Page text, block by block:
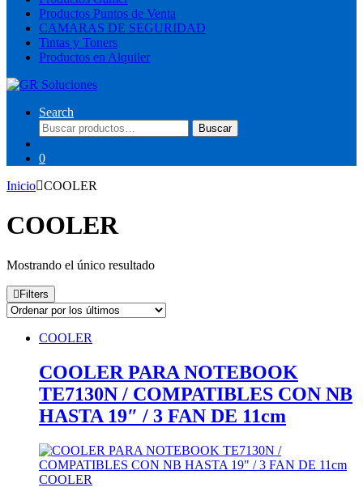
Productos Puntos de Venta
CAMARAS DE SEGURIDAD
Tintas y Toners
Productos en Alquiler
Search
Buscar
por:
Buscar
0
Inicio COOLER
COOLER
Mostrando el único resultado
Filters
COOLER
COOLER PARA NOTEBOOK
TE7130N / COMPATIBLES CON NB
HASTA 19″ / 3 FAN DE 11cm
COOLER